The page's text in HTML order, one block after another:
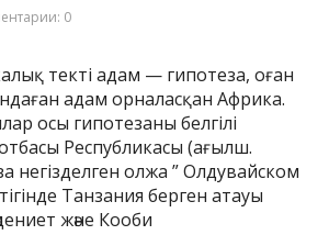
0
текті адам — гипотеза, оған
адам орналасқан Африка.
осы гипотезаны белгілі
Республикасы (ағылш.
негізделген олжа ” Олдувайском
Танзания берген атауы
және Кооби